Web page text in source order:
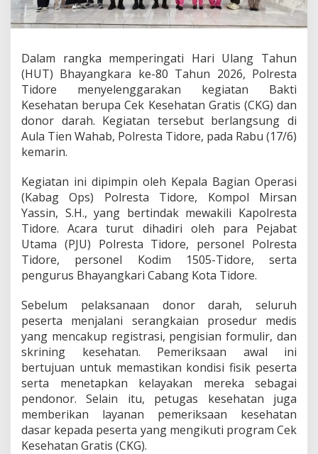
e
-
,
P
o
l
r
e
s
T
i
o
e
a
k
a
n
k
a
n
C
e
k
K
e
s
Dalam rangka memperingati Hari Ulang Tahun
(HUT) Bhayangkara ke-80 Tahun 2026, Polresta
Tidore menyelenggarakan kegiatan Bakti
Kesehatan berupa Cek Kesehatan Gratis (CKG) dan
donor darah. Kegiatan tersebut berlangsung di
Aula Tien Wahab, Polresta Tidore, pada Rabu (17/6)
kemarin.
Kegiatan ini dipimpin oleh Kepala Bagian Operasi
(Kabag Ops) Polresta Tidore, Kompol Mirsan
Yassin, S.H., yang bertindak mewakili Kapolresta
Tidore. Acara turut dihadiri oleh para Pejabat
Utama (PJU) Polresta Tidore, personel Polresta
Tidore, personel Kodim 1505-Tidore, serta
pengurus Bhayangkari Cabang Kota Tidore.
Sebelum pelaksanaan donor darah, seluruh
peserta menjalani serangkaian prosedur medis
yang mencakup registrasi, pengisian formulir, dan
skrining kesehatan. Pemeriksaan awal ini
bertujuan untuk memastikan kondisi fisik peserta
serta menetapkan kelayakan mereka sebagai
pendonor. Selain itu, petugas kesehatan juga
memberikan layanan pemeriksaan kesehatan
dasar kepada peserta yang mengikuti program Cek
Kesehatan Gratis (CKG).